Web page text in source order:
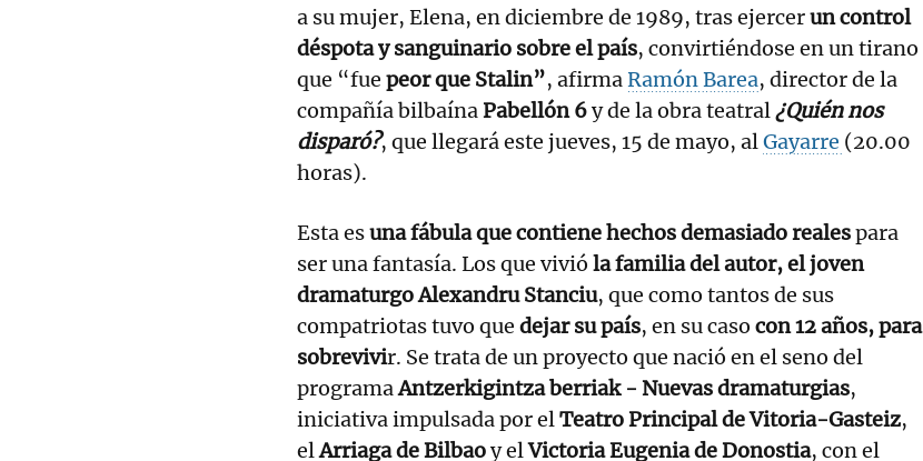
a su mujer, Elena, en diciembre de 1989, tras ejercerun control
déspota y sanguinario sobre el país, convirtiéndose en un tirano
que “fue peor que Stalin”, afirmaRamón Barea, director de la
compañía bilbaínaPabellón 6y de la obra teatral¿Quién nos
disparó?, que llegará este jueves, 15 de mayo, alGayarre (20.00
horas).
Esta esuna fábula que contiene hechos demasiado realespara
ser una fantasía. Los que vivió la familia del autor, el joven
dramaturgo Alexandru Stanciu, que como tantos de sus
compatriotas tuvo que dejar su país, en su caso con 12 años, para
sobrevivir. Se trata de un proyecto que nació en el seno del
programaAntzerkigintza berriak - Nuevas dramaturgias,
iniciativa impulsada por elTeatro Principal de Vitoria-Gasteiz,
elArriaga de Bilbaoy elVictoria Eugenia de Donostia, con el